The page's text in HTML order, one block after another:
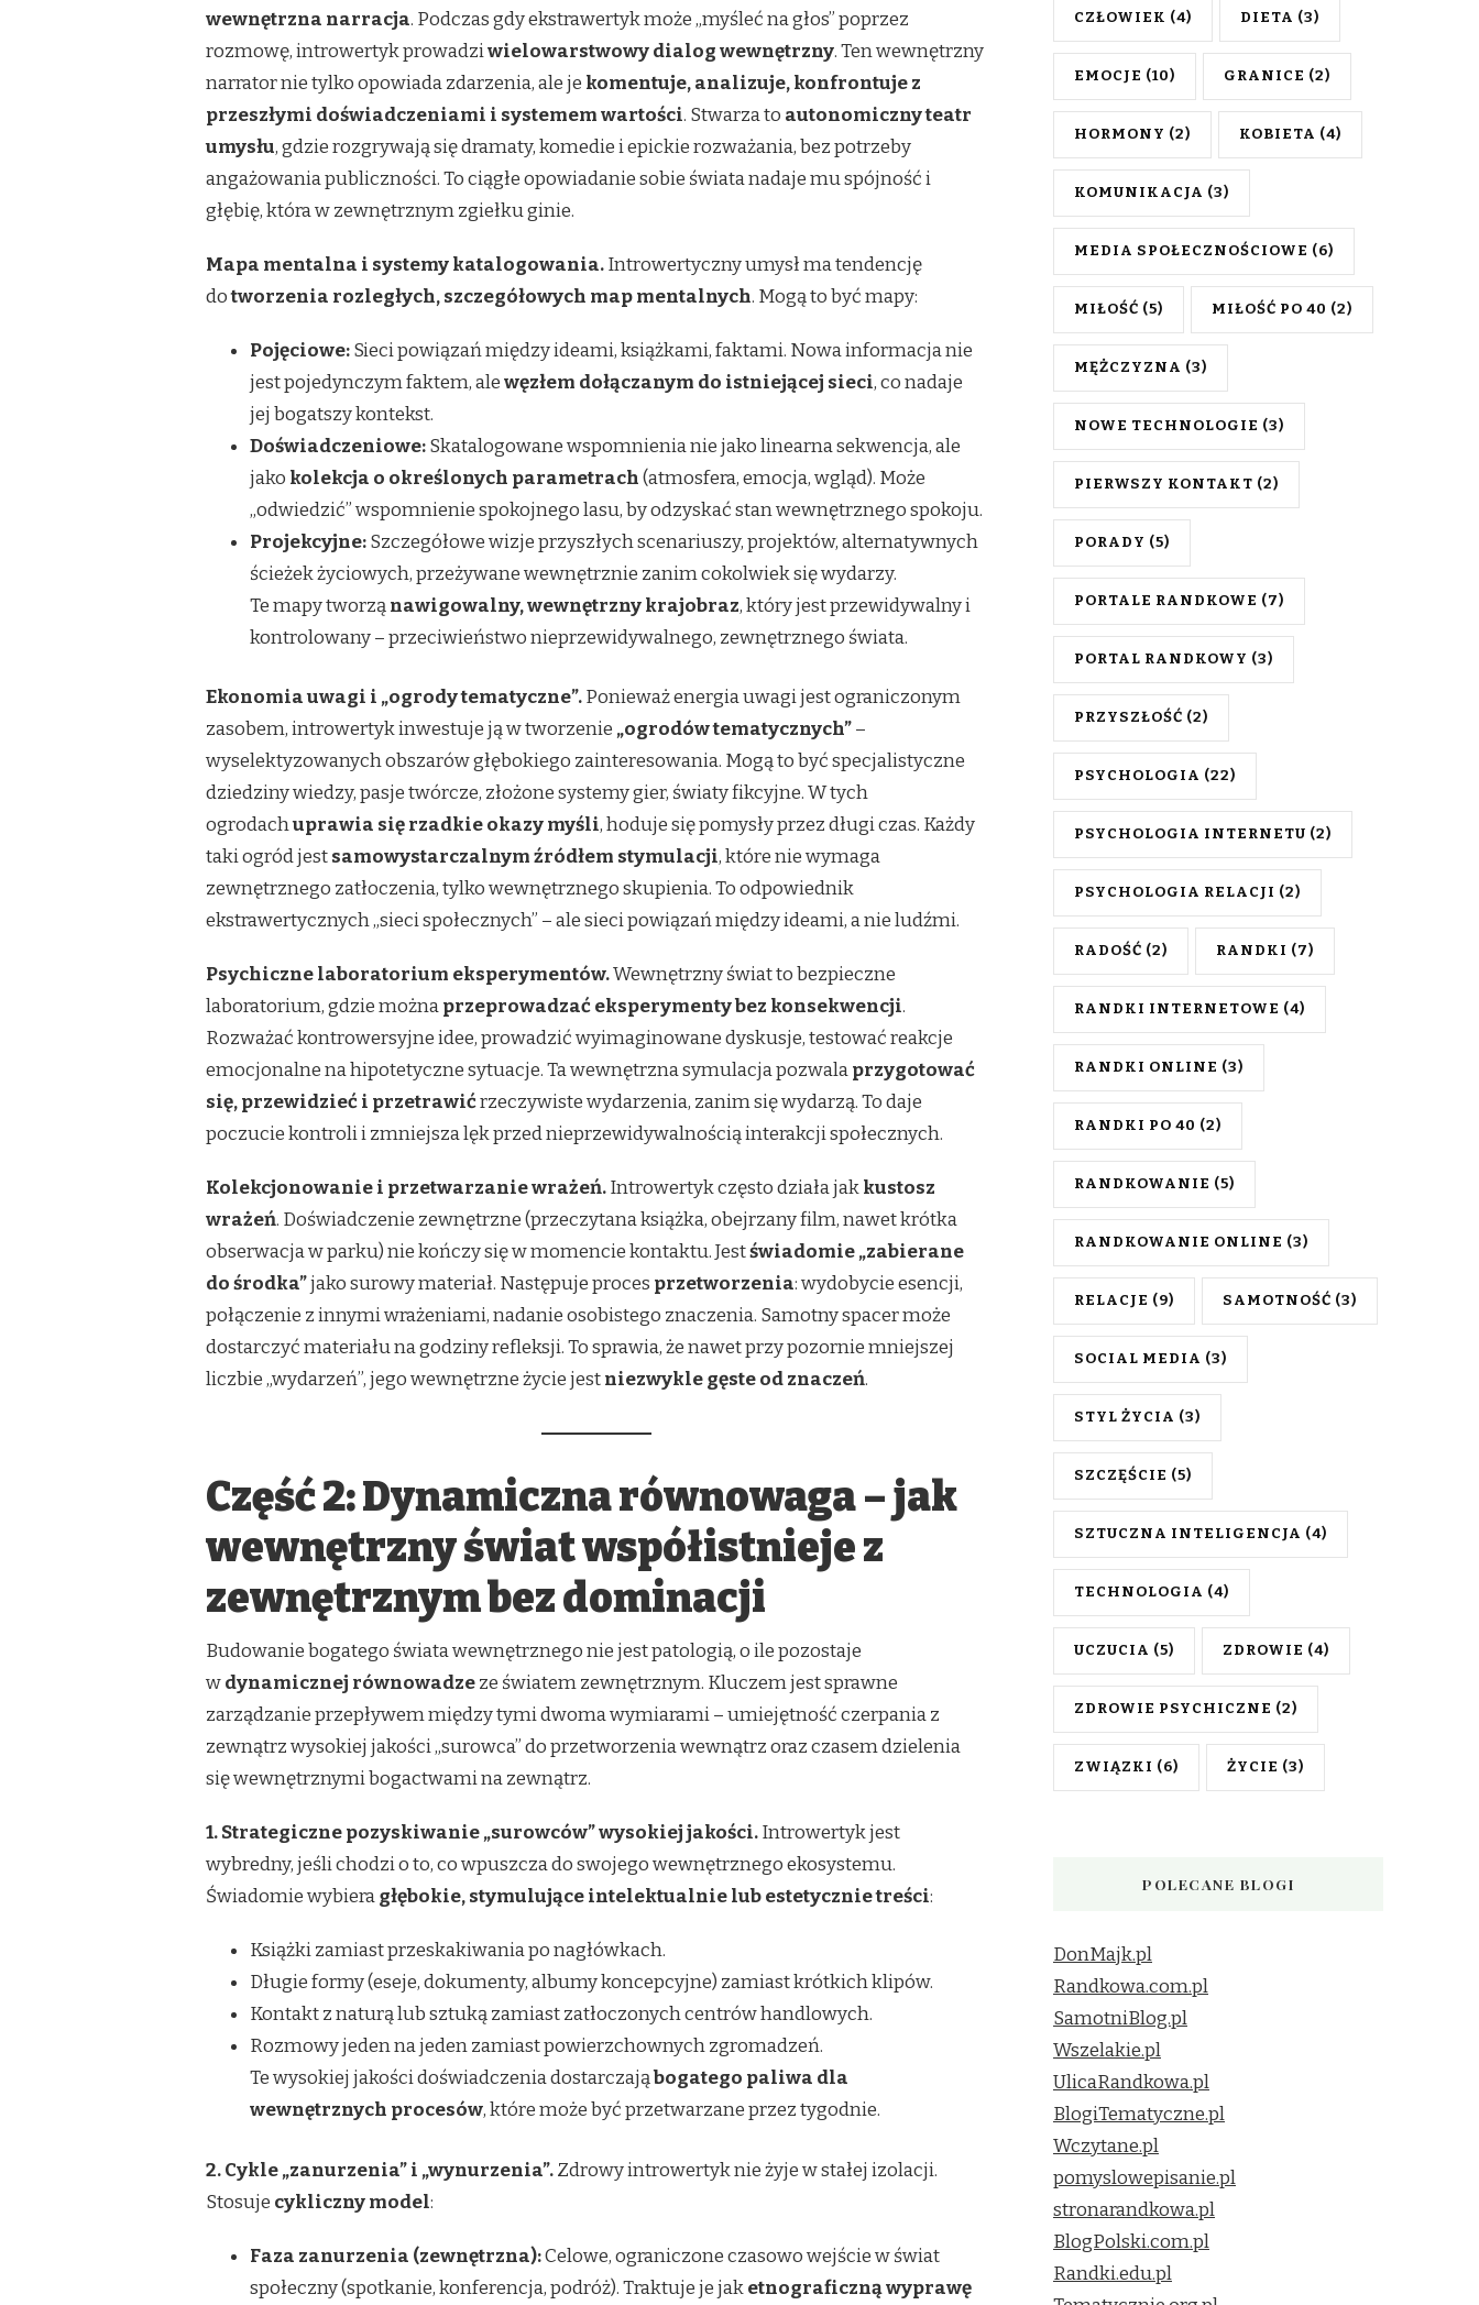
wewnętrzna narracja. Podczas gdy ekstrawertyk może „myśleć na głos” poprzez
rozmowę, introwertyk prowadziwielowarstwowy dialog wewnętrzny. Ten wewnętrzny
narrator nie tylko opowiada zdarzenia, ale je komentuje, analizuje, konfrontuje z
przeszłymi doświadczeniami i systemem wartości. Stwarza to autonomiczny teatr
umysłu, gdzie rozgrywają się dramaty, komedie i epickie rozważania, bez potrzeby
angażowania publiczności. To ciągłe opowiadanie sobie świata nadaje mu spójność i
głębię, która w zewnętrznym zgiełku ginie.
Mapa mentalna i systemy katalogowania.Introwertyczny umysł ma tendencję
dotworzenia rozległych, szczegółowych map mentalnych. Mogą to być mapy:
Pojęciowe:Sieci powiązań między ideami, książkami, faktami. Nowa informacja nie
jest pojedynczym faktem, alewęzłem dołączanym do istniejącej sieci, co nadaje
jej bogatszy kontekst.
Doświadczeniowe:Skatalogowane wspomnienia nie jako linearna sekwencja, ale
jako kolekcja o określonych parametrach(atmosfera, emocja, wgląd). Może
„odwiedzić” wspomnienie spokojnego lasu, by odzyskać stan wewnętrznego spokoju.
Projekcyjne:Szczegółowe wizje przyszłych scenariuszy, projektów, alternatywnych
ścieżek życiowych, przeżywane wewnętrznie zanim cokolwiek się wydarzy.
Te mapy tworząnawigowalny, wewnętrzny krajobraz, który jest przewidywalny i
kontrolowany – przeciwieństwo nieprzewidywalnego, zewnętrznego świata.
Ekonomia uwagi i „ogrody tematyczne”.Ponieważ energia uwagi jest ograniczonym
zasobem, introwertyk inwestuje ją w tworzenie „ogrodów tematycznych”–
wyselektyzowanych obszarów głębokiego zainteresowania. Mogą to być specjalistyczne
dziedziny wiedzy, pasje twórcze, złożone systemy gier, światy fikcyjne. W tych
ogrodachuprawia się rzadkie okazy myśli, hoduje się pomysły przez długi czas. Każdy
taki ogród jestsamowystarczalnym źródłem stymulacji, które nie wymaga
zewnętrznego zatłoczenia, tylko wewnętrznego skupienia. To odpowiednik
ekstrawertycznych „sieci społecznych” – ale sieci powiązań między ideami, a nie ludźmi.
Psychiczne laboratorium eksperymentów.Wewnętrzny świat to bezpieczne
laboratorium, gdzie możnaprzeprowadzać eksperymenty bez konsekwencji.
Rozważać kontrowersyjne idee, prowadzić wyimaginowane dyskusje, testować reakcje
emocjonalne na hipotetyczne sytuacje. Ta wewnętrzna symulacja pozwalaprzygotować
się, przewidzieć i przetrawićrzeczywiste wydarzenia, zanim się wydarzą. To daje
poczucie kontroli i zmniejsza lęk przed nieprzewidywalnością interakcji społecznych.
Kolekcjonowanie i przetwarzanie wrażeń.Introwertyk często działa jakkustosz
wrażeń. Doświadczenie zewnętrzne (przeczytana książka, obejrzany film, nawet krótka
obserwacja w parku) nie kończy się w momencie kontaktu. Jestświadomie „zabierane
do środka”jako surowy materiał. Następuje proces przetworzenia: wydobycie esencji,
połączenie z innymi wrażeniami, nadanie osobistego znaczenia. Samotny spacer może
dostarczyć materiału na godziny refleksji. To sprawia, że nawet przy pozornie mniejszej
liczbie „wydarzeń”, jego wewnętrzne życie jestniezwykle gęste od znaczeń.
Część 2: Dynamiczna równowaga – jak
wewnętrzny świat współistnieje z
zewnętrznym bez dominacji
Budowanie bogatego świata wewnętrznego nie jest patologią, o ile pozostaje
wdynamicznej równowadzeze światem zewnętrznym. Kluczem jest sprawne
zarządzanie przepływem między tymi dwoma wymiarami – umiejętność czerpania z
zewnątrz wysokiej jakości „surowca” do przetworzenia wewnątrz oraz czasem dzielenia
się wewnętrznymi bogactwami na zewnątrz.
1. Strategiczne pozyskiwanie „surowców” wysokiej jakości.Introwertyk jest
wybredny, jeśli chodzi o to, co wpuszcza do swojego wewnętrznego ekosystemu.
Świadomie wybieragłębokie, stymulujące intelektualnie lub estetycznie treści:
Książki zamiast przeskakiwania po nagłówkach.
Długie formy (eseje, dokumenty, albumy koncepcyjne) zamiast krótkich klipów.
Kontakt z naturą lub sztuką zamiast zatłoczonych centrów handlowych.
Rozmowy jeden na jeden zamiast powierzchownych zgromadzeń.
Te wysokiej jakości doświadczenia dostarczająbogatego paliwa dla
wewnętrznych procesów, które może być przetwarzane przez tygodnie.
2. Cykle „zanurzenia” i „wynurzenia”.Zdrowy introwertyk nie żyje w stałej izolacji.
Stosuje cykliczny model:
Faza zanurzenia (zewnętrzna):Celowe, ograniczone czasowo wejście w świat
społeczny (spotkanie, konferencja, podróż). Traktuje je jaketnograficzną wyprawę
CZŁOWIEK (4) DIETA (3)
EMOCJE (10) GRANICE (2)
HORMONY (2) KOBIETA (4)
KOMUNIKACJA (3)
MEDIA SPOŁECZNOŚCIOWE (6)
MIŁOŚĆ (5) MIŁOŚĆ PO 40 (2)
MĘŻCZYZNA (3)
NOWE TECHNOLOGIE (3)
PIERWSZY KONTAKT (2)
PORADY (5)
PORTALE RANDKOWE (7)
PORTAL RANDKOWY (3)
PRZYSZŁOŚĆ (2)
PSYCHOLOGIA (22)
PSYCHOLOGIA INTERNETU (2)
PSYCHOLOGIA RELACJI (2)
RADOŚĆ (2) RANDKI (7)
RANDKI INTERNETOWE (4)
RANDKI ONLINE (3)
RANDKI PO 40 (2)
RANDKOWANIE (5)
RANDKOWANIE ONLINE (3)
RELACJE (9) SAMOTNOŚĆ (3)
SOCIAL MEDIA (3)
STYL ŻYCIA (3)
SZCZĘŚCIE (5)
SZTUCZNA INTELIGENCJA (4)
TECHNOLOGIA (4)
UCZUCIA (5) ZDROWIE (4)
ZDROWIE PSYCHICZNE (2)
ZWIĄZKI (6) ŻYCIE (3)
POLECANE BLOGI
DonMajk.pl
Randkowa.com.pl
SamotniBlog.pl
Wszelakie.pl
UlicaRandkowa.pl
BlogiTematyczne.pl
Wczytane.pl
pomyslowepisanie.pl
stronarandkowa.pl
BlogPolski.com.pl
Randki.edu.pl